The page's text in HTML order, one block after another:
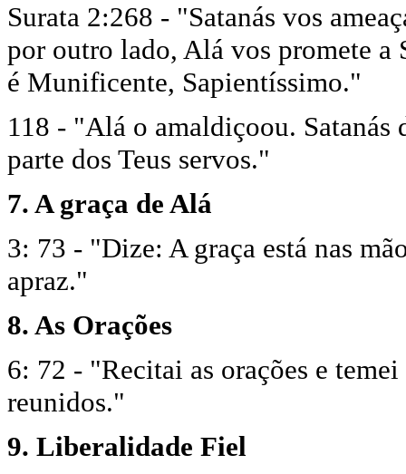
Surata 2:268 - "Satanás vos
por outro lado, Alá vos promete a
é Munificente, Sapientíssimo."
118 - "Alá o amaldiçoou. Satanás
parte dos Teus servos."
7. A graça de Alá
3: 73 - "Dize: A graça está nas
apraz."
8. As Orações
6: 72 - "Recitai as orações e
reunidos."
9. Liberalidade Fiel